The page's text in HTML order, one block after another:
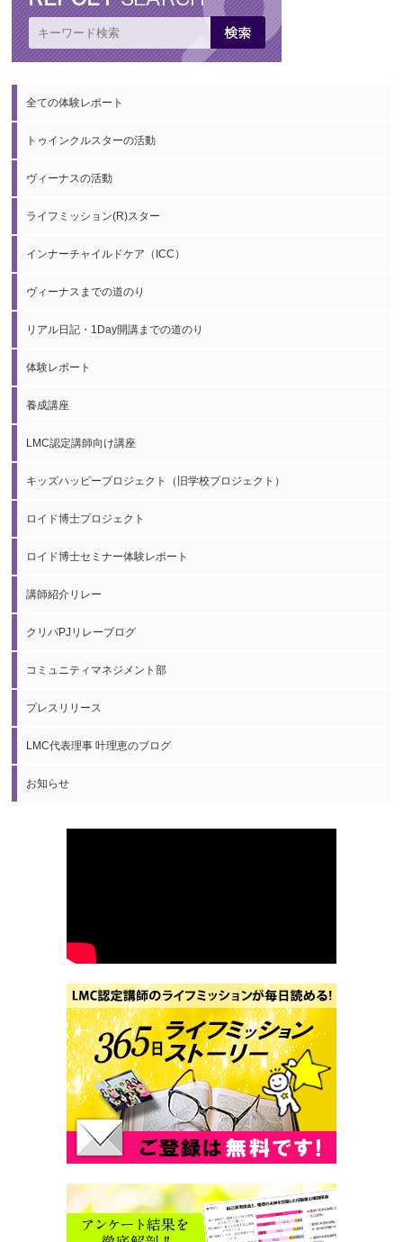
全ての体験レポート
トゥインクルスターの活動
ヴィーナスの活動
ライフミッション(R)スター
インナーチャイルドケア（ICC）
ヴィーナスまでの道のり
リアル日記・1Day開講までの道のり
体験レポート
養成講座
LMC認定講師向け講座
キッズハッピープロジェクト（旧学校プロジェクト）
ロイド博士プロジェクト
ロイド博士セミナー体験レポート
講師紹介リレー
クリパPJリレーブログ
コミュニティマネジメント部
プレスリリース
LMC代表理事 叶理恵のブログ
お知らせ